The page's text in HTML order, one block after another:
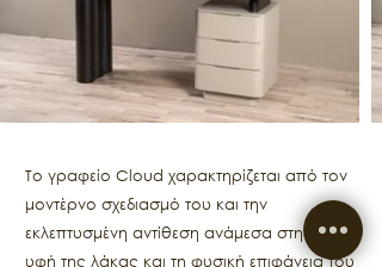
Το γραφείο Cloud χαρακτηρίζεται από τον
μοντέρνο σχεδιασμό του και την
εκλεπτυσμένη αντίθεση ανάμεσα στη λεία
υφή της λάκας και τη φυσική επιφάνεια του